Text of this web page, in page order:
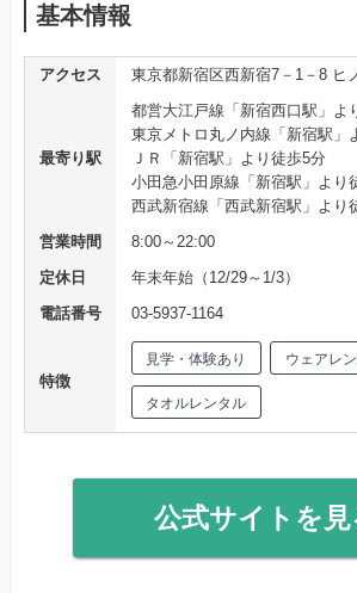
基本情報
アクセス 東京都新宿区西新宿7－1－8 ヒ
最寄り駅
都営大江戸線「新宿西口駅」よ
東京メトロ丸ノ内線「新宿駅」
ＪＲ「新宿駅」より徒歩5分
小田急小田原線「新宿駅」より
西武新宿線「西武新宿駅」より
営業時間
8:00～22:00
定休日
年末年始（12/29～1/3）
電話番号
03-5937-1164
特徴
見学・体験あり ウェアレ
タオルレンタル
公式サイトを見